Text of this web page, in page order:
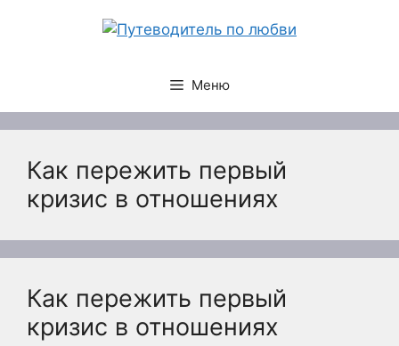
Меню
Как пережить первый
кризис в отношениях
Как пережить первый
кризис в отношениях